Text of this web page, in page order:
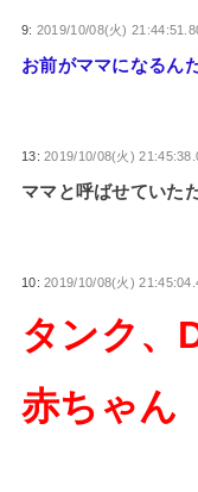
9: 2019/10/08(火)
お前がママになるん
13:2019/10/08(火)
ママと呼ばせていた
10:2019/10/08(火)
タンク、
赤ちゃん